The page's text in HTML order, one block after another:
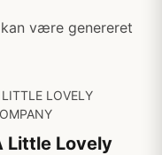
være genereret
LITTLE LOVELY
Little Lovely